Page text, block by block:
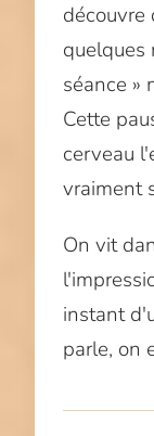
découvre
quelques
séance »
Cette
cerveau
vraiment
On vit
instant
parle, on